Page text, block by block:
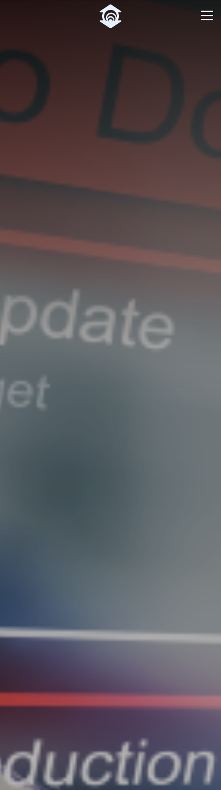
Pular para o Conteúdo principal